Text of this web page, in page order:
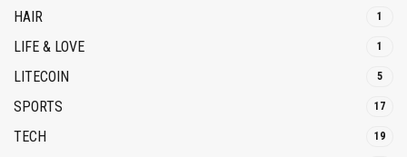
HAIR 1
LIFE & LOVE 1
LITECOIN 5
SPORTS 17
TECH 19